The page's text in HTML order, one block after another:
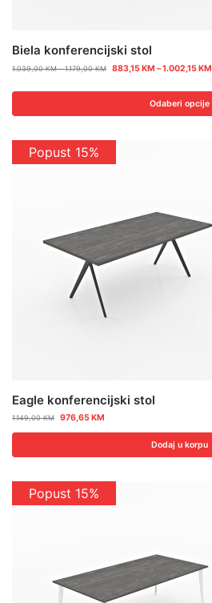
Biela konferencijski stol
1.039,00KM – 1.179,00KM 883,15KM –1.002,15KM
Odaberi opcije
Popust 15%
Eagle konferencijski stol
1.149,00KM 976,65KM
Dodaj u korpu
Popust 15%